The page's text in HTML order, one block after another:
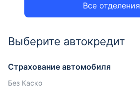
Все отделения
Выберите автокредит
Страхование автомобиля
Без Каско